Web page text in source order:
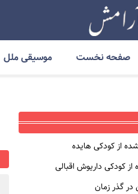
صفحه نخست موسیقی ملل
از کودکی هایده
کودکی داریوش اقبالی
در گذر زمان